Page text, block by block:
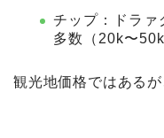
チップ：ドラァ
多数（20k〜50k
観光地価格ではある